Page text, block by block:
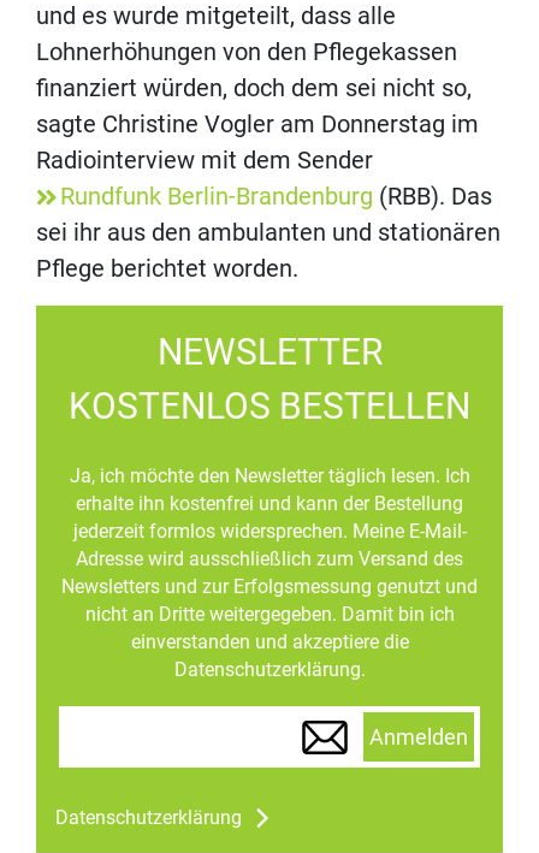
und es wurde mitgeteilt, dass alle
Lohnerhöhungen von den Pflegekassen
finanziert würden, doch dem sei nicht so,
sagte Christine Vogler am Donnerstag im
Radiointerview mit dem Sender
Rundfunk Berlin-Brandenburg (RBB). Das
sei ihr aus den ambulanten und stationären
Pflege berichtet worden.
NEWSLETTER
KOSTENLOS BESTELLEN
Ja, ich möchte den Newsletter täglich lesen. Ich
erhalte ihn kostenfrei und kann der Bestellung
jederzeit formlos widersprechen. Meine E-Mail-
Adresse wird ausschließlich zum Versand des
Newsletters und zur Erfolgsmessung genutzt und
nicht an Dritte weitergegeben. Damit bin ich
einverstanden und akzeptiere die
Datenschutzerklärung.
Anmelden
Datenschutzerklärung